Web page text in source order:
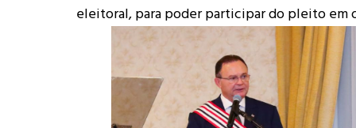
eleitoral, para poder participar do pleito em